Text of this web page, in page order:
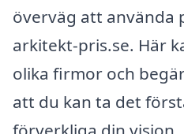
överväg att använda
arkitekt-pris.se. Här
olika firmor och
att du kan ta det